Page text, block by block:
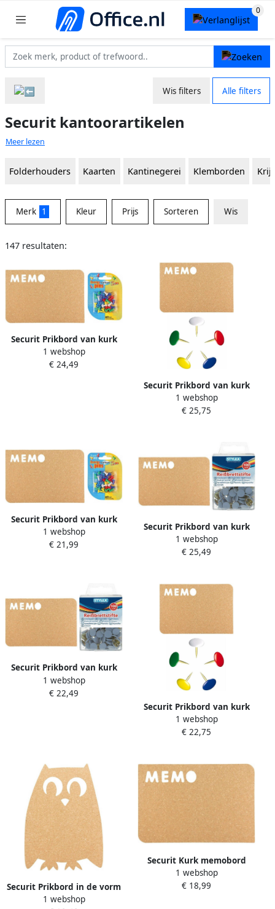
Wis filters Alle filters
Securit kantoorartikelen
Meer lezen
Folderhouders Kaarten Kantinegerei Klemborden Krijt
Merk 1 Kleur Prijs Sorteren Wis
147 resultaten:
Securit Prikbord van kurk
41 x 28 cm incl. 56x stuks
gekleurde punaises
1 webshop
€ 24,49
Securit Prikbord van kurk
41 x 28 cm incl. 246x stuks
gekleurde punaises
1 webshop
€ 25,75
Securit Prikbord van kurk
41 x 28 cm incl. 31x stuks
gekleurde punaises
1 webshop
€ 21,99
Securit Prikbord van kurk
41 x 28 cm incl. 206x stuks
witte punaises Prikborden
1 webshop
€ 25,49
Securit Prikbord van kurk
41 x 28 cm incl. 106x stuks
witte punaises Prikborden
1 webshop
€ 22,49
Securit Prikbord van kurk
41 x 28 cm incl. 126x stuks
gekleurde punaises
1 webshop
€ 22,75
Securit Prikbord in de vorm
van een uil 30 x 41 cm met
1 webshop
Securit Kurk memobord
memo 41 x 28 cm
Prikborden
1 webshop
€ 18,99